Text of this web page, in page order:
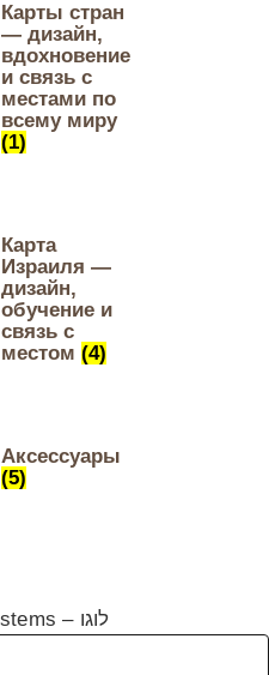
Карты стран
— дизайн,
вдохновение
и связь с
местами по
всему миру
(1)
Карта
Израиля —
дизайн,
обучение и
связь с
местом (4)
Аксессуары
(5)